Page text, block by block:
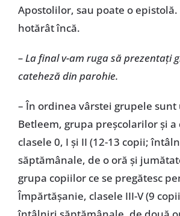
Apostolilor, sau poate o epistolă.
hotărât încă.
– La final v-am ruga să prezentaţi
cateheză din parohie.
– În ordinea vârstei grupele
Betleem, grupa preşcolarilor şi a
clasele 0, I şi II (12-13 copii;
săptămânale, de o oră şi
grupa copiilor ce se pregătesc
Împărtăşanie, clasele III-V (9